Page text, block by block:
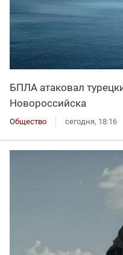
БПЛА атаковал
Новороссийска
Общество сегодня, 18:16